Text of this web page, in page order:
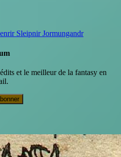
SleipnirJormungandr
et le meilleur de la fantasy en